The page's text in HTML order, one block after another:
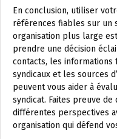
En conclusion, utiliser
références fiables sur un
organisation plus large
prendre une décision
contacts, les
syndicaux et les sources
peuvent vous aider à
syndicat. Faites preuve
différentes perspectives
organisation qui défend